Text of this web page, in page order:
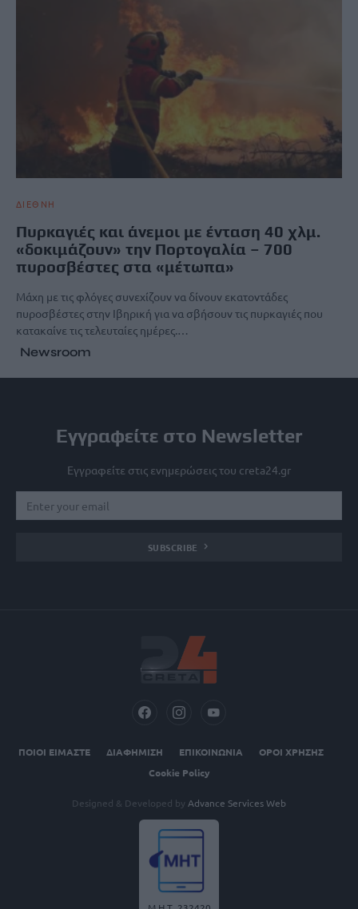
ΔΙΕΘΝΗ
Πυρκαγιές και άνεμοι με ένταση 40 χλμ.
«δοκιμάζουν» την Πορτογαλία – 700
πυροσβέστες στα «μέτωπα»
Μάχη με τις φλόγες συνεχίζουν να δίνουν εκατοντάδες
πυροσβέστες στην Ιβηρική για να σβήσουν τις πυρκαγιές που
κατακαίνε τις τελευταίες ημέρες.…
Newsroom
Εγγραφείτε στο Newsletter
Εγγραφείτε στις ενημερώσεις του creta24.gr
SUBSCRIBE
ΠΟΙΟΙ ΕΙΜΑΣΤΕ ΔΙΑΦΗΜΙΣΗ ΕΠΙΚΟΙΝΩΝΙΑ
ΟΡΟΙ ΧΡΗΣΗΣ
Cookie Policy
Designed & Developed by Advance Services Web